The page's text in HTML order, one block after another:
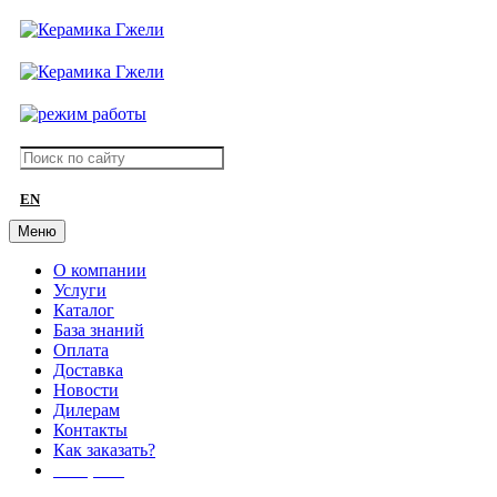
EN
Меню
О компании
Услуги
Каталог
База знаний
Оплата
Доставка
Новости
Дилерам
Контакты
Как заказать?